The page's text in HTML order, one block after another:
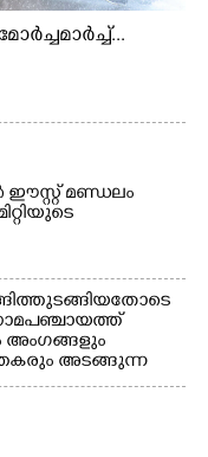
ഈസ്റ്റ് മണ്ഡലം
അംഗങ്ങളും
അടങ്ങുന്ന
അടിഞ്ഞ് കൂടിയ
മാലിന്യങ്ങളും